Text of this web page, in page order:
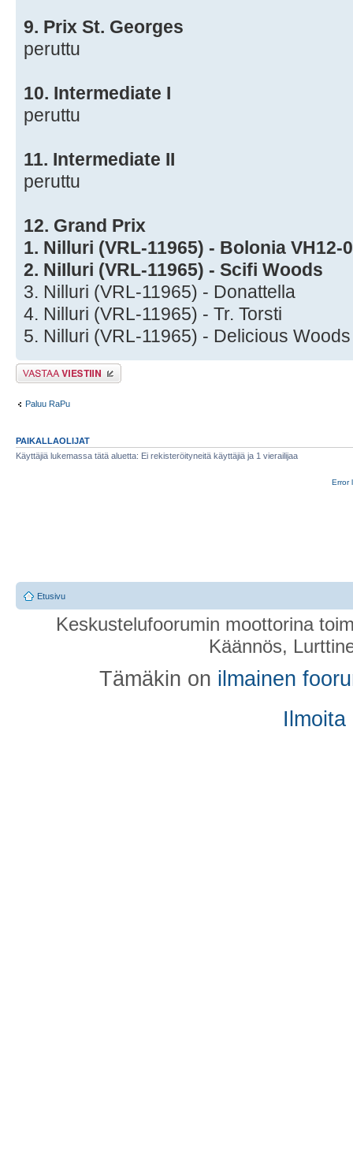
9. Prix St. Georges
peruttu
10. Intermediate I
peruttu
11. Intermediate II
peruttu
12. Grand Prix
1. Nilluri (VRL-11965) - Bolonia VH12-
2. NiIluri (VRL-11965) - Scifi Woods
3. Nilluri (VRL-11965) - Donattella
4. Nilluri (VRL-11965) - Tr. Torsti
5. Nilluri (VRL-11965) - Delicious Woods
Lähetä vastaus
Paluu RaPu
PAIKALLAOLIJAT
Käyttäjiä lukemassa tätä aluetta: Ei rekisteröityneitä käyttäjiä ja 1 vierailijaa
Error
Etusivu
Keskustelufoorumin moottorina
Käännös,
Tämäkin on ilmainen